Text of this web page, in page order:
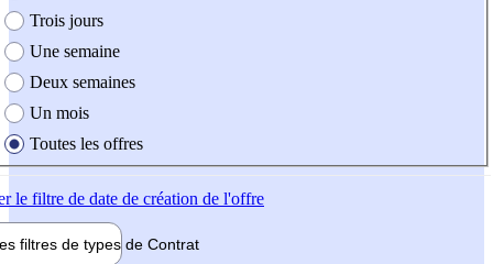
Trois jours
Une semaine
Deux semaines
Un mois
Toutes les offres
le filtre de date de création de l'offre
filtres de types de Contrat